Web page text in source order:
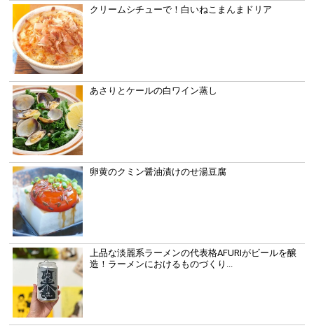
クリームシチューで！白いねこまんまドリア
あさりとケールの白ワイン蒸し
卵黄のクミン醤油漬けのせ湯豆腐
上品な淡麗系ラーメンの代表格AFURIがビールを醸
造！ラーメンにおけるものづくり...